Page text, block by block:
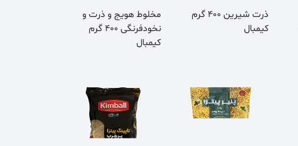
ذرت شیرین 400 گرم
کیمبال
مخلوط هویج و ذرت و
نخودفرنگی 400 گرم
کیمبال